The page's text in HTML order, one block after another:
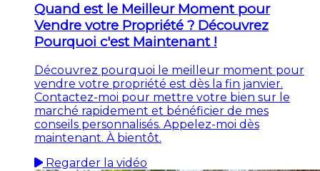
Quand est le Meilleur Moment pour
Vendre votre Propriété ? Découvrez
Pourquoi c'est Maintenant !
Découvrez pourquoi le meilleur moment pour
vendre votre propriété est dès la fin janvier.
Contactez-moi pour mettre votre bien sur le
marché rapidement et bénéficier de mes
conseils personnalisés. Appelez-moi dès
maintenant. À bientôt.
Regarder la vidéo